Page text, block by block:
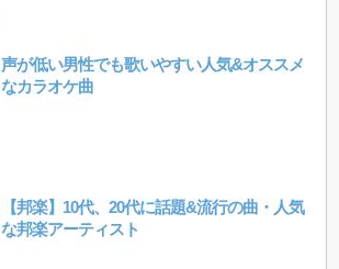
声が低い男性でも歌いやすい人気&オススメ
なカラオケ曲
【邦楽】10代、20代に話題&流行の曲・人気
な邦楽アーティスト